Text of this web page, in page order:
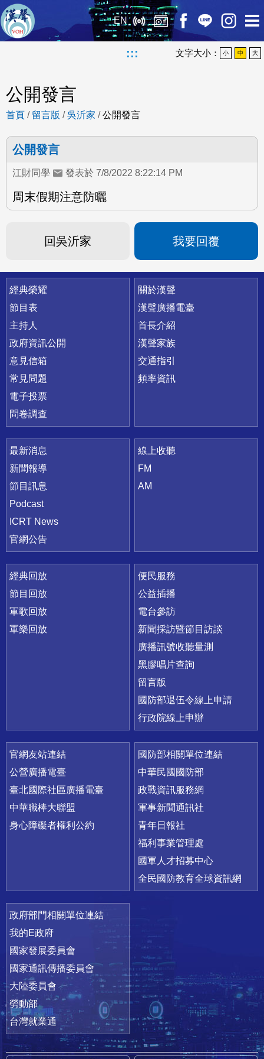
EN
::: 文字大小： 小 中 大
公開發言
首頁 / 留言版 /吳沂家 /公開發言
公開發言
江財同學 發表於 7/8/2022 8:22:14 PM
周末假期注意防曬
回吳沂家 我要回覆
快速連結
經典榮耀
節目表
主持人
政府資訊公開
意見信箱
常見問題
電子投票
問卷調查
關於漢聲
漢聲廣播電臺
首長介紹
漢聲家族
交通指引
頻率資訊
最新消息
新聞報導
節目訊息
Podcast
ICRT News
官網公告
線上收聽
FM
AM
經典回放
節目回放
軍歌回放
軍樂回放
便民服務
公益插播
電台參訪
新聞採訪暨節目訪談
廣播訊號收聽量測
黑膠唱片查詢
留言版
國防部退伍令線上申請
行政院線上申辦
官網友站連結
公營廣播電臺
臺北國際社區廣播電臺
中華職棒大聯盟
身心障礙者權利公約
國防部相關單位連結
中華民國國防部
政戰資訊服務網
軍事新聞通訊社
青年日報社
福利事業管理處
國軍人才招募中心
全民國防教育全球資訊網
政府部門相關單位連結
我的E政府
國家發展委員會
國家通訊傳播委員會
大陸委員會
勞動部
台灣就業通